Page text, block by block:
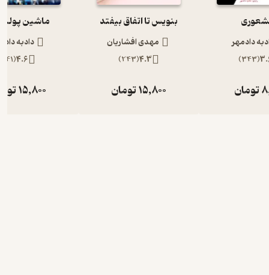
دادمهر
(
343
)
تومان
بنویس تا اتفاق بیفتد
مهدی افشاریان
4.3
(
243
)
15,800تومان
ماشین
دادبه
4.6
(
41
15,800